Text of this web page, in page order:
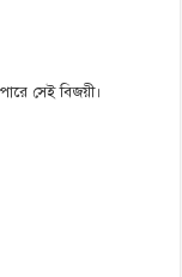
সেই বিজয়ী।